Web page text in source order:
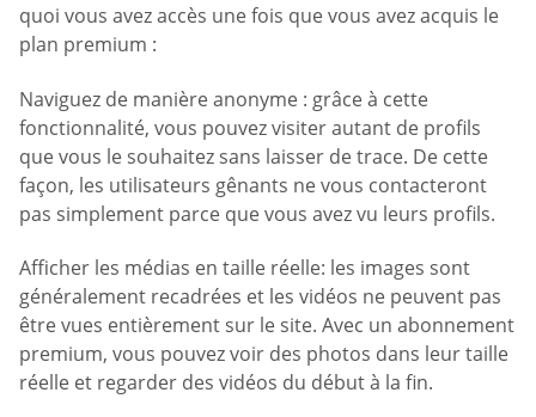
quoi vous avez accès une fois que vous avez acquis le
plan premium :
Naviguez de manière anonyme : grâce à cette
fonctionnalité, vous pouvez visiter autant de profils
que vous le souhaitez sans laisser de trace. De cette
façon, les utilisateurs gênants ne vous contacteront
pas simplement parce que vous avez vu leurs profils.
Afficher les médias en taille réelle: les images sont
généralement recadrées et les vidéos ne peuvent pas
être vues entièrement sur le site. Avec un abonnement
premium, vous pouvez voir des photos dans leur taille
réelle et regarder des vidéos du début à la fin.